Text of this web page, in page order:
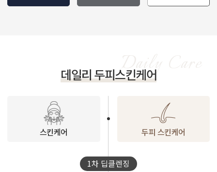
데일리 두피스킨케어
스킨케어 두피 스킨케어
1차 딥클렌징